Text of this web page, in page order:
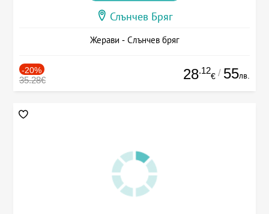
Слънчев Бряг
Жерави - Слънчев бряг
-20%
35.28€ 28.12
€ / 55лв.